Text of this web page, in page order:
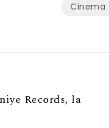
Cinema
Records, la